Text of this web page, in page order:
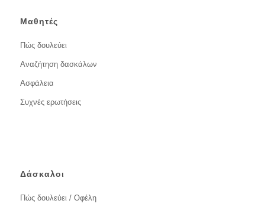
Μαθητές
Πώς δουλεύει
Αναζήτηση δασκάλων
Ασφάλεια
Συχνές ερωτήσεις
Δάσκαλοι
Πώς δουλεύει / Οφέλη